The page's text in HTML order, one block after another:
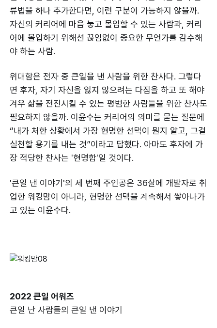
류법을 하나 추가한다면, 이런 구분이 가능하지 않을까.
자신의 커리어에 마음 놓고 몰입할 수 있는 사람과, 커리
어에 몰입하기 위해선 끊임없이 중요한 무언가를 감수해
야 하는 사람.
위대함은 전자 중 큰일을 낸 사람을 위한 찬사다. 그렇다
면 후자, 자기 자신을 잃지 않으려는 다짐을 하고 또 해야
겨우 삶을 전진시킬 수 있는 평범한 사람들을 위한 찬사도
필요하지 않을까. 이윤수는 커리어의 의미를 묻는 질문에
“내가 처한 상황에서 가장 현명한 선택이 뭔지 알고, 그걸
실천할 용기를 내는 것”이라고 답했다. 아마도 후자에 가
장 적당한 찬사는 '현명함'일 것이다.
'큰일 낸 이야기'의 세 번째 주인공은 36살에 개발자로 취
업한 워킹맘이 아니라, 현명한 선택을 계속해서 쌓아나가
고 있는 이윤수다.
2022 큰일 어워즈
큰일 난 사람들의 큰일 낸 이야기